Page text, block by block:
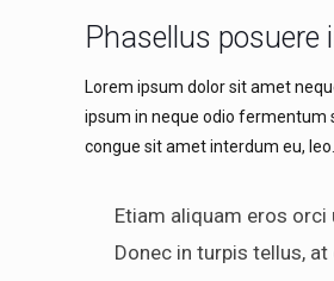
Phasellus posuere
Lorem ipsum dolor sit amet
ipsum in neque odio fermentum
congue sit amet interdum eu,
Etiam aliquam eros orci
Donec in turpis tellus, at